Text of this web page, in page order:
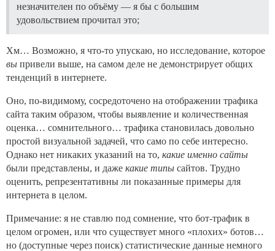
незначителен по объёму — я бы с большим
удовольствием прочитал это;
Хм… Возможно, я что-то упускаю, но исследование, которое
вы привели выше, на самом деле не демонстрирует общих
тенденций в интернете.
Оно, по-видимому, сосредоточено на отображении трафика
сайта таким образом, чтобы выявление и количественная
оценка… сомнительного… трафика становилась довольно
простой визуальной задачей, что само по себе интересно.
Однако нет никаких указаний на то, какие именно сайты
были представлены, и даже какие типы сайтов. Трудно
оценить, репрезентативны ли показанные примеры для
интернета в целом.
Примечание: я не ставлю под сомнение, что бот-трафик в
целом огромен, или что существует много «плохих» ботов…
но (доступные через поиск) статистические данные немного